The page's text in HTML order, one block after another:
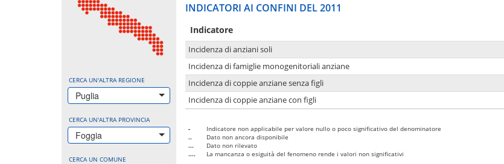
CERCA UN'ALTRA REGIONE
Puglia
CERCA UN'ALTRA PROVINCIA
Foggia
CERCA UN COMUNE
INDICATORI AI CONFINI DEL 2011
Indicatore
Incidenza di anziani soli
Incidenza di famiglie monogenitoriali anziane
Incidenza di coppie anziane senza figli
Incidenza di coppie anziane con figli
-
Indicatore non applicabile per valore nullo o poco significativo del denominatore
..
Dato non ancora disponibile
...
Dato non rilevato
....
La mancanza o esiguità del fenomeno rende i valori non significativi